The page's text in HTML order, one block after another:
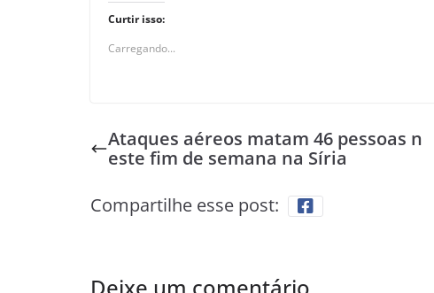
Curtir isso:
Carregando...
Ataques aéreos matam 46 pessoas n
este fim de semana na Síria
Compartilhe esse post: